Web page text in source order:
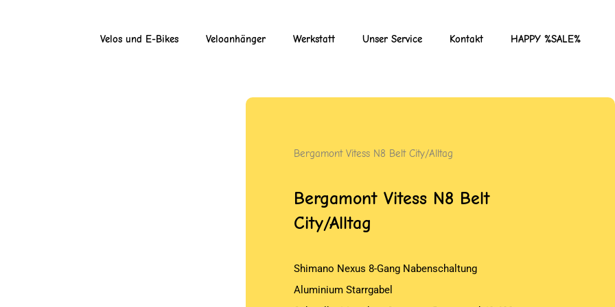
Velos und E-Bikes Veloanhänger Werkstatt Unser Service Kontakt HAPPY %SALE%
Bergamont Vitess N8 Belt City/Alltag
Bergamont Vitess N8 Belt
City/Alltag
Shimano Nexus 8-Gang Nabenschaltung
Aluminium Starrgabel